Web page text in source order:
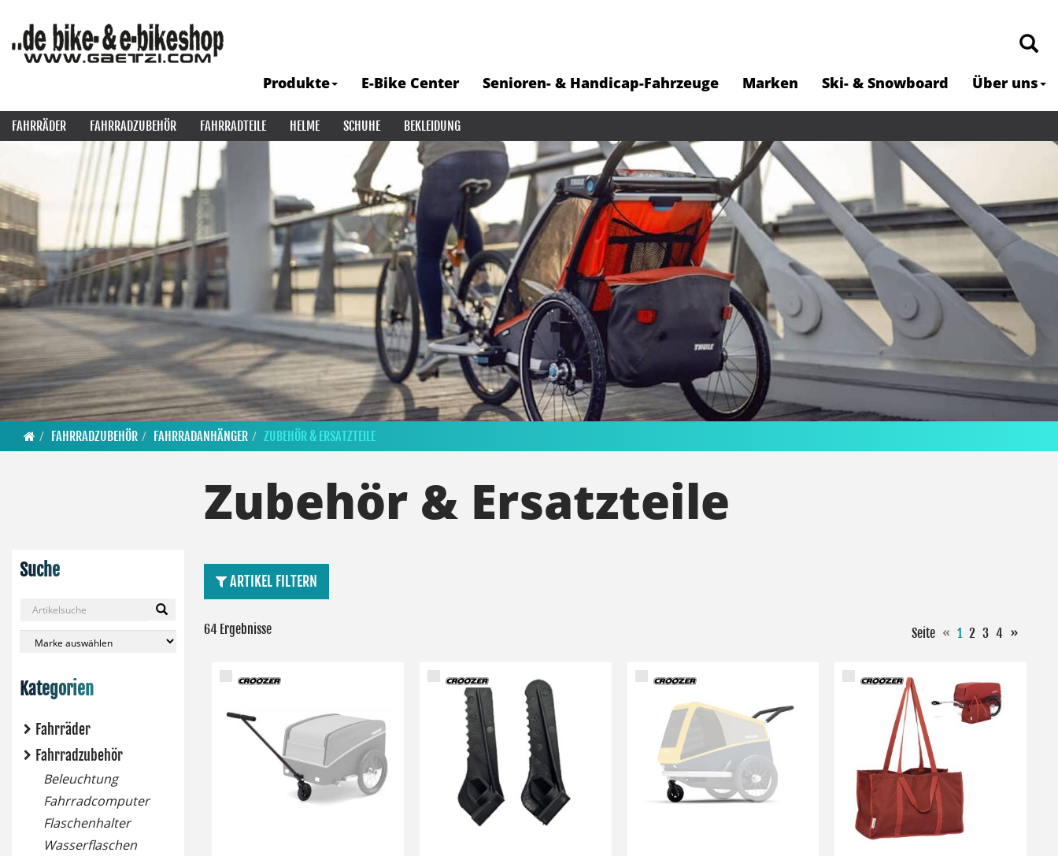
Produkte E-Bike Center Senioren- & Handicap-Fahrzeuge Marken Ski- & Snowboard Über uns
FAHRRÄDER FAHRRADZUBEHÖR FAHRRADTEILE HELME SCHUHE BEKLEIDUNG
FAHRRADZUBEHÖR FAHRRADANHÄNGER ZUBEHÖR & ERSATZTEILE
Suche
Kategorien
Fahrräder
Fahrradzubehör
Beleuchtung
Fahrradcomputer
Flaschenhalter
Wasserflaschen
Zubehör & Ersatzteile
ARTIKEL FILTERN
Seite « 1 2 3 4 »
64 Ergebnisse